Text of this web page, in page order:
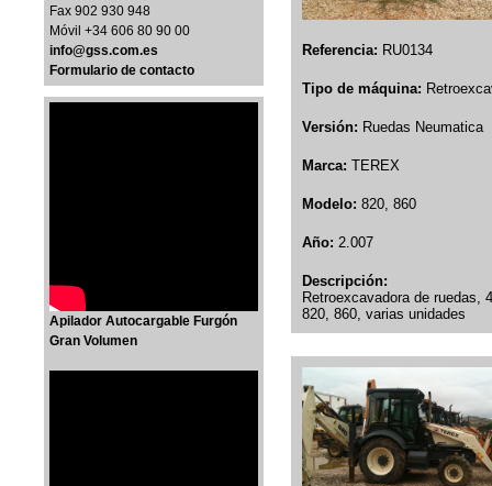
Fax 902 930 948
Móvil +34 606 80 90 00
info@gss.com.es
Formulario de contacto
Apilador Autocargable Furgón
Gran Volumen
Referencia: RU0134
Tipo de máquina:
Versión: Ruedas Neumatica
Marca: TEREX
Modelo: 820, 860
Año: 2.007
Descripción:
Retroexcavadora de ruedas,
820, 860, varias unidades